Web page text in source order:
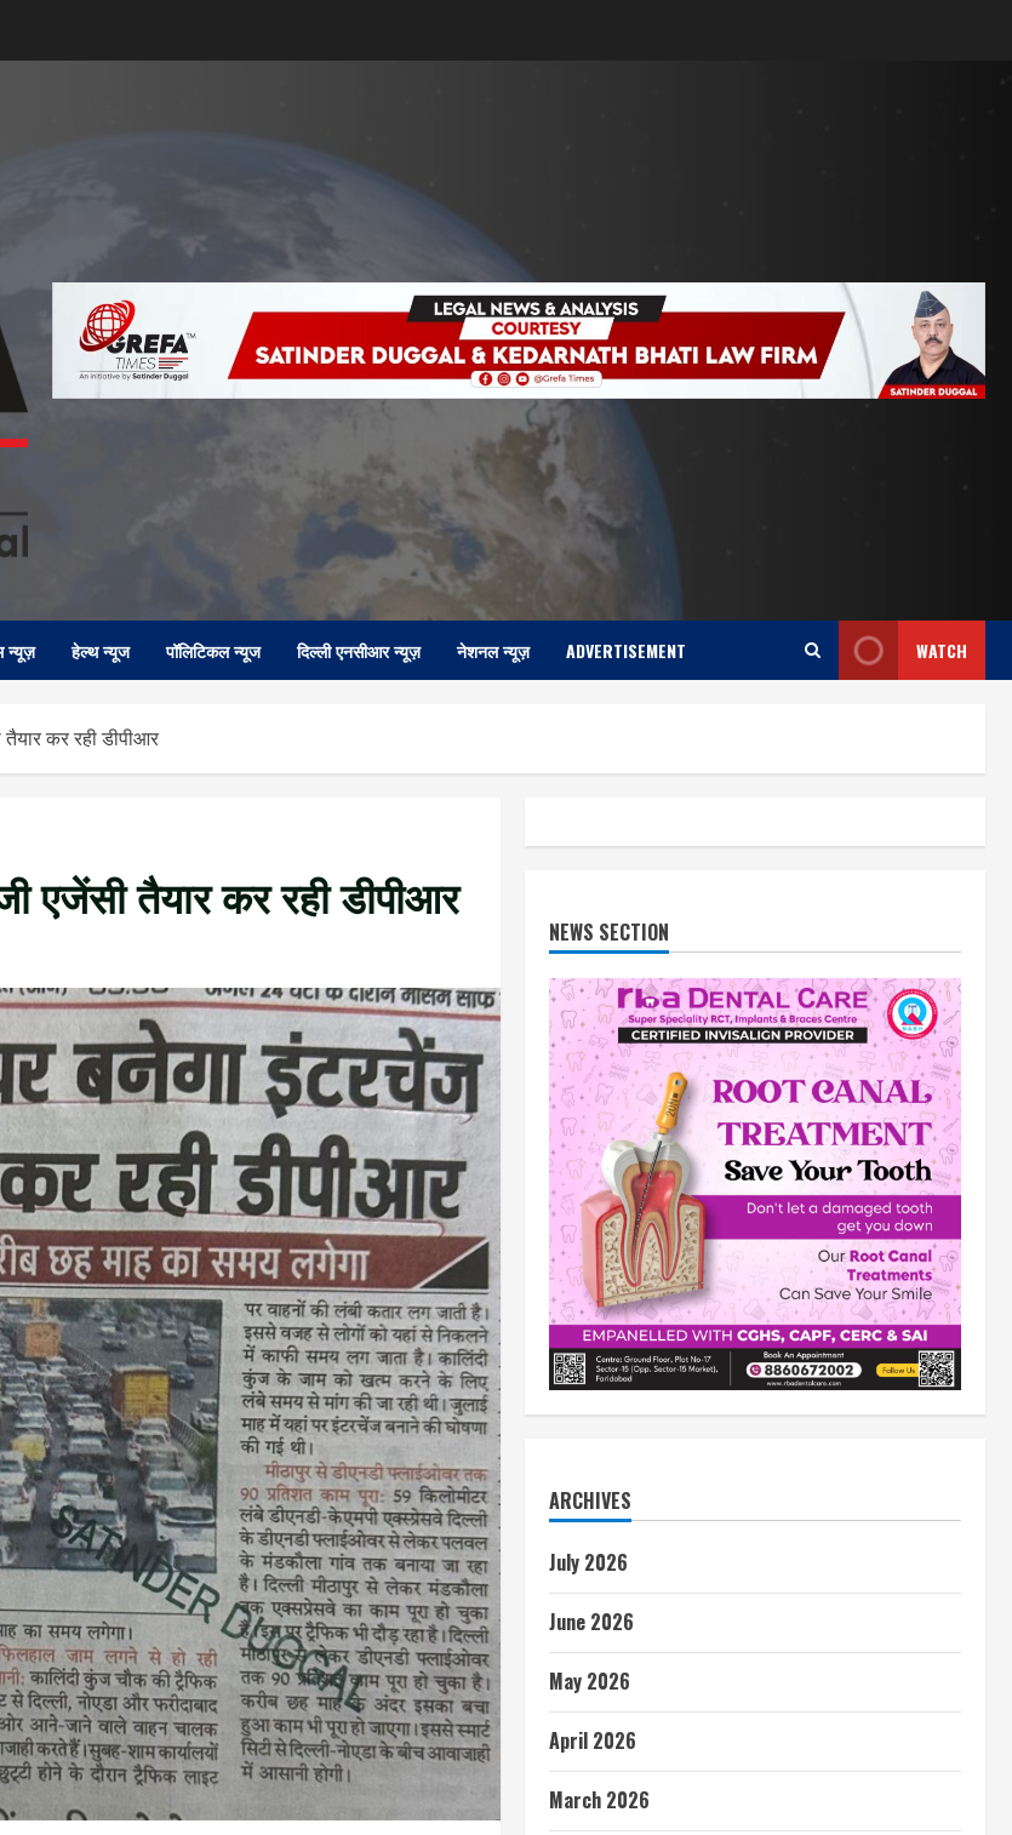
न्यूज़ हेल्थ न्यूज पॉलिटिकल न्यूज दिल्ली एनसीआर न्यूज़ नेशनल न्यूज़ ADVERTISEMENT WATCH
कर रही डीपीआर
एजेंसी तैयार कर रही डीपीआर
NEWS SECTION
ARCHIVES
July 2026
June 2026
May 2026
April 2026
March 2026